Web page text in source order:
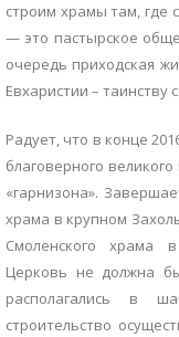
строим храмы там, где
— это пастырское
очередь приходская
Евхаристии – таинству
Радует, что в конце
благоверного
«гарнизона».
храма в крупном
Смоленского храма
Церковь не должна
располагались в
строительство